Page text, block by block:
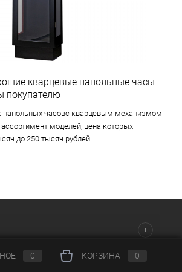
кварцевые напольные часы –
покупателю
часовс кварцевым механизмом
моделей, цена которых
до 250 тысяч рублей.
0 КОРЗИНА 0